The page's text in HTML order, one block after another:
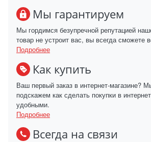
Мы гарантируем
Мы гордимся безупречной репутацией
товар не устроит вас, вы всегда сможете
Подробнее
Как купить
Ваш первый заказ в интернет-магазине?
подскажем как сделать покупки в
удобными.
Подробнее
Всегда на связи